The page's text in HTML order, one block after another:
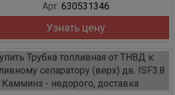
Арт. 630531346
Узнать цену